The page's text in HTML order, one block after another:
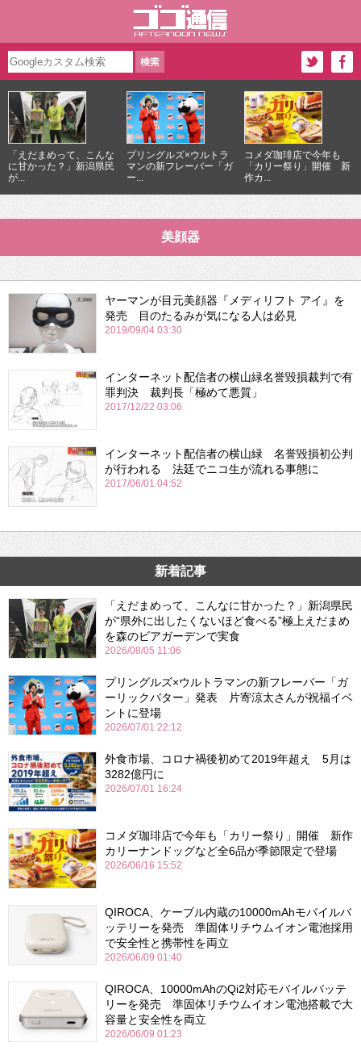
「えだまめって、こんな
に甘かった？」新潟県民
が...
プリングルズ×ウルトラ
マンの新フレーバー「ガ
ー...
コメダ珈琲店で今年も
「カリー祭り」開催 新
作カ...
美顔器
ヤーマンが目元美顔器『メディリフト アイ』を
発売 目のたるみが気になる人は必見
2019/09/04 03:30
インターネット配信者の横山緑名誉毀損裁判で有
罪判決 裁判長「極めて悪質」
2017/12/22 03:06
インターネット配信者の横山緑 名誉毀損初公判
が行われる 法廷でニコ生が流れる事態に
2017/06/01 04:52
新着記事
「えだまめって、こんなに甘かった？」新潟県民
が“県外に出したくないほど食べる”極上えだまめ
を森のビアガーデンで実食
2026/08/05 11:06
プリングルズ×ウルトラマンの新フレーバー「ガ
ーリックバター」発表 片寄涼太さんが祝福イベ
ントに登場
2026/07/01 22:12
外食市場、コロナ禍後初めて2019年超え 5月は
3282億円に
2026/07/01 16:24
コメダ珈琲店で今年も「カリー祭り」開催 新作
カリーナンドッグなど全6品が季節限定で登場
2026/06/16 15:52
QIROCA、ケーブル内蔵の10000mAhモバイルバ
ッテリーを発売 準固体リチウムイオン電池採用
で安全性と携帯性を両立
2026/06/09 01:40
QIROCA、10000mAhのQi2対応モバイルバッテ
リーを発売 準固体リチウムイオン電池搭載で大
容量と安全性を両立
2026/06/09 01:23